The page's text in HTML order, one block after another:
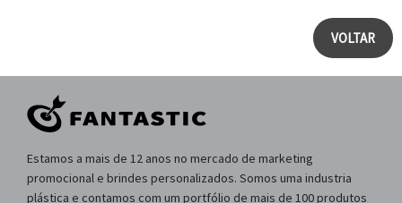
VOLTAR
Estamos a mais de 12 anos no mercado de marketing
promocional e brindes personalizados. Somos uma industria
plástica e contamos com um portfólio de mais de 100 produtos